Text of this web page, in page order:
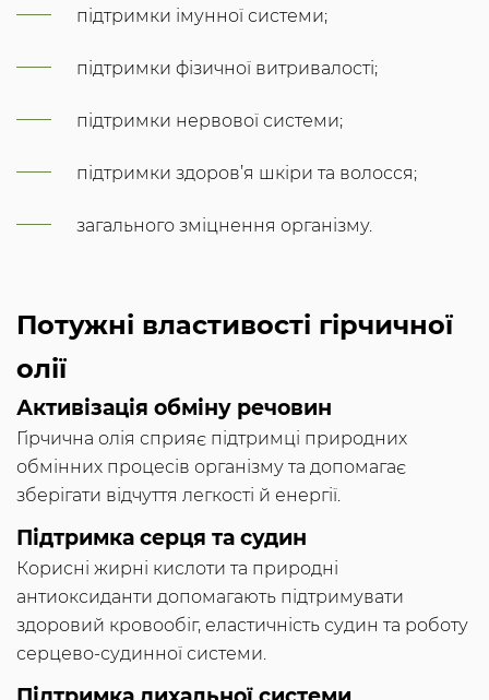
підтримки імунної системи;
підтримки фізичної витривалості;
підтримки нервової системи;
підтримки здоров’я шкіри та волосся;
загального зміцнення організму.
Потужні властивості гірчичної
олії
Активізація обміну речовин
Гірчична олія сприяє підтримці природних
обмінних процесів організму та допомагає
зберігати відчуття легкості й енергії.
Підтримка серця та судин
Корисні жирні кислоти та природні
антиоксиданти допомагають підтримувати
здоровий кровообіг, еластичність судин та роботу
серцево-судинної системи.